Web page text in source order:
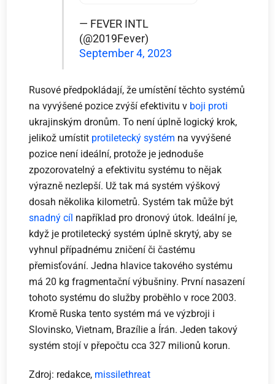
— FEVER INTL
(@2019Fever)
September 4, 2023
Rusové předpokládají, že umístění těchto systémů
na vyvýšené pozice zvýší efektivitu v boji proti
ukrajinským dronům. To není úplně logický krok,
jelikož umístit protiletecký systém na vyvýšené
pozice není ideální, protože je jednoduše
zpozorovatelný a efektivitu systému to nějak
výrazně nezlepší. Už tak má systém výškový
dosah několika kilometrů. Systém tak může být
snadný cíl například pro dronový útok. Ideální je,
když je protiletecký systém úplně skrytý, aby se
vyhnul případnému zničení či častému
přemisťování. Jedna hlavice takového systému
má 20 kg fragmentační výbušniny. První nasazení
tohoto systému do služby proběhlo v roce 2003.
Kromě Ruska tento systém má ve výzbroji i
Slovinsko, Vietnam, Brazílie a Írán. Jeden takový
systém stojí v přepočtu cca 327 milionů korun.
Zdroj: redakce, missilethreat